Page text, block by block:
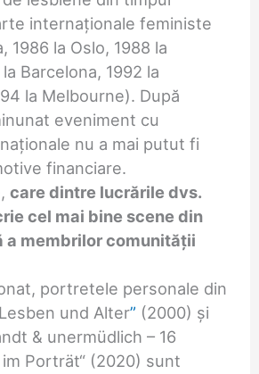
internaționale feministe
1986 la Oslo, 1988 la
Barcelona, 1992 la
la Melbourne). După
eveniment cu
nu a mai putut fi
financiare.
care dintre lucrările dvs.
cel mai bine scene din
a membrilor comunității
portretele personale din
und Alter” (2000) și
& unermüdlich – 16
Porträt“ (2020) sunt